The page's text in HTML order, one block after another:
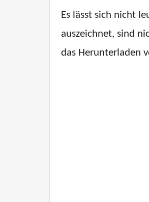
Es lässt sich nicht
auszeichnet, sind
das Herunterladen